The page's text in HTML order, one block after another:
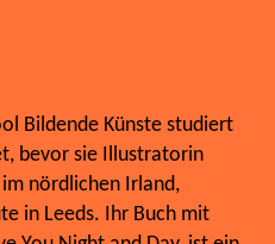
Bildende Künste studiert
bevor sie Illustratorin
nördlichen Irland,
in Leeds. Ihr Buch mit